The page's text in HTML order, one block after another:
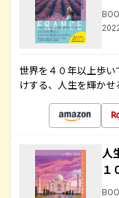
世界を４０年以上歩
けする、人生を輝か
人
１